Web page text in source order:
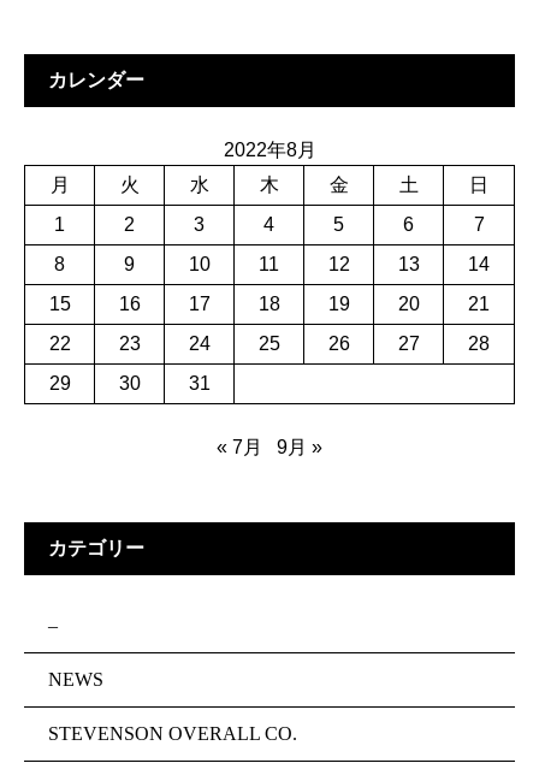
カレンダー
2022年8月
月
火 水 木 金 土
日
1
2 3 4 5 6
7
8
9 10 11 12 13
14
15
16 17 18 19 20
21
22
23 24 25 26 27
28
29
30 31
« 7月 9月 »
カテゴリー
–
NEWS
STEVENSON OVERALL CO.